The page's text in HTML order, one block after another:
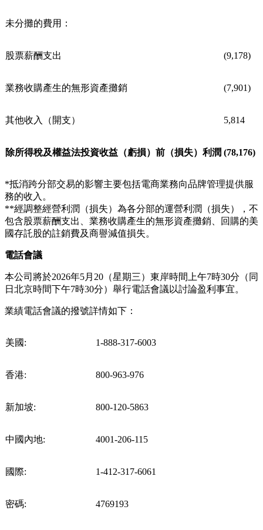
未分攤的費用：
股票薪酬支出 (9,178)
業務收購產生的無形資產攤銷 (7,901)
其他收入（開支） 5,814
除所得稅及權益法投資收益（虧損）前（損失）利潤 (78,176)
*抵消跨分部交易的影響主要包括電商業務向品牌管理提供服
務的收入。
**經調整經營利潤（損失）為各分部的運營利潤（損失），不
包含股票薪酬支出、業務收購產生的無形資產攤銷、回購的美
國存託股的註銷費及商譽減值損失。
電話會議
本公司將於2026年5月20（星期三）東岸時間上午7時30分（同
日北京時間下午7時30分）舉行電話會議以討論盈利事宜。
業績電話會議的撥號詳情如下：
美國: 1-888-317-6003
香港: 800-963-976
新加坡: 800-120-5863
中國內地: 4001-206-115
國際: 1-412-317-6061
密碼: 4769193